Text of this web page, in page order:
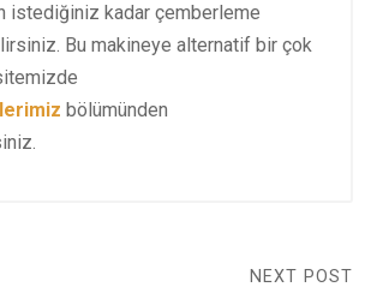
istediğiniz kadar çemberleme
Bu makineye alternatif bir çok
bölümünden
NEXT POST